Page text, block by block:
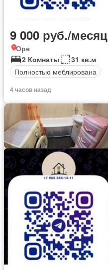
9 000 руб./месяц
Оре
2 Комнаты
31 кв.м
Полностью меблирована
4 часов назад